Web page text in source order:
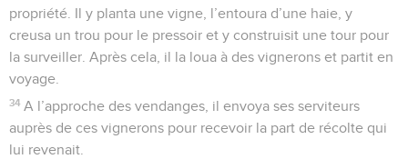
propriété. Il y planta une vigne, l’entoura d’une haie, y
creusa un trou pour le pressoir et y construisit une tour pour
la surveiller. Après cela, il la loua à des vignerons et partit en
voyage.
34 A l’approche des vendanges, il envoya ses serviteurs
auprès de ces vignerons pour recevoir la part de récolte qui
lui revenait.